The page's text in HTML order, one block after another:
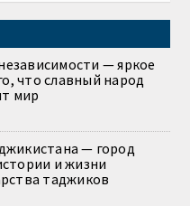
— яркое
что славный народ
мир
— город
и жизни
таджиков